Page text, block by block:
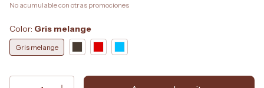
No acumulable con otras promociones
Color: Gris melange
Gris melange